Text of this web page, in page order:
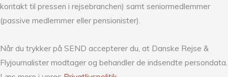
kontakt til pressen i rejsebranchen) samt seniormedlemmer
(passive medlemmer eller pensionister).
Når du trykker på SEND accepterer du, at Danske Rejse &
Flyjournalister modtager og behandler de indsendte persondata.